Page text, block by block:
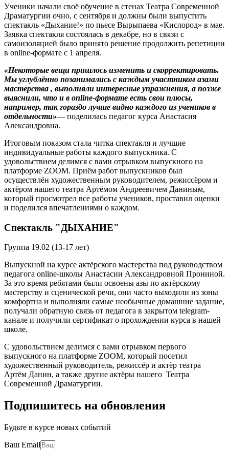
Ученики начали своё обучение в стенах Театра Современной
Драматургии очно, с сентября и должны были выпустить
спектакль «Дыхание!» по пьесе Вырыпаева «Кислород» в мае.
Заявка спектакля состоялась в декабре, но в связи с
самоизоляцией было принято решение продолжить репетиции
в online-формате с 1 апреля.
«Некоторые вещи пришлось изменить и скорректировать.
Мы углублённо позанимались с каждым участником азами
мастерства , выполняли интересные упражнения, а позже
выяснили, что и в online-формате есть свои плюсы,
например, так гораздо лучше видно каждого из учеников в
отдельности»— поделилась педагог курса Анастасия
Александровна.
Итоговым показом стала читка спектакля и лучшие
индивидуальные работы каждого выпускника. С
удовольствием делимся с вами отрывком выпускного на
платформе ZOOM. Приём работ выпускников был
осуществлён художественным руководителем, режиссёром и
актёром нашего театра Артёмом Андреевичем Даниным,
который просмотрел все работы учеников, проставил оценки
и поделился впечатлениями о каждом.
Спектакль "ДЫХАНИЕ"
Группа 19.02 (13-17 лет)
Выпускной на курсе актёрского мастерства под руководством
педагога online-школы Анастасии Александровной Прониной.
За это время ребятами были освоены азы по актёрскому
мастерству и сценической речи, они часто выходили из зоны
комфортна и выполняли самые необычные домашние задание,
получали обратную связь от педагога в закрытом telegram-
канале и получили сертификат о прохождении курса в нашей
школе.
С удовольствием делимся с вами отрывком первого
выпускного на платформе ZOOM, который посетил
художественный руководитель, режиссёр и актёр театра
Артём Данин, а также другие актёры нашего Театра
Современной Драматургии.
Подпишитесь на обновления
Будьте в курсе новых событий
Ваш Email